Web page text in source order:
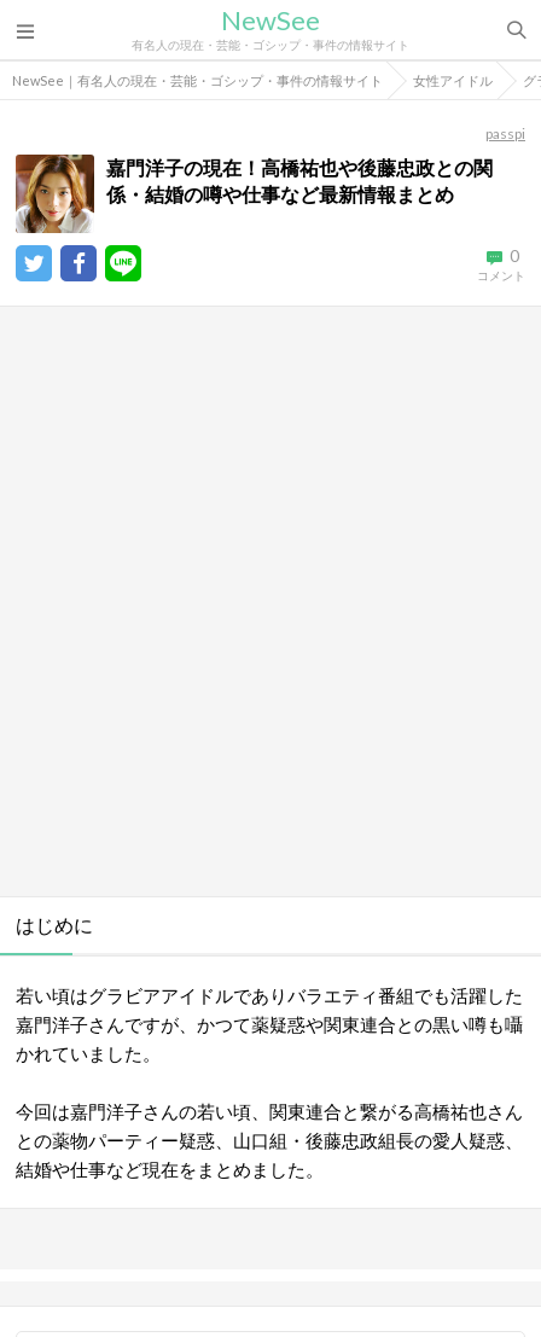
NewSee
有名人の現在・芸能・ゴシップ・事件の情報サイト
NewSee｜有名人の現在・芸能・ゴシップ・事件の情報サイト 女性アイドル グ
passpi
嘉門洋子の現在！高橋祐也や後藤忠政との関
係・結婚の噂や仕事など最新情報まとめ
0
コメント
はじめに
若い頃はグラビアアイドルでありバラエティ番組でも活躍した
嘉門洋子さんですが、かつて薬疑惑や関東連合との黒い噂も囁
かれていました。
今回は嘉門洋子さんの若い頃、関東連合と繋がる高橋祐也さん
との薬物パーティー疑惑、山口組・後藤忠政組長の愛人疑惑、
結婚や仕事など現在をまとめました。